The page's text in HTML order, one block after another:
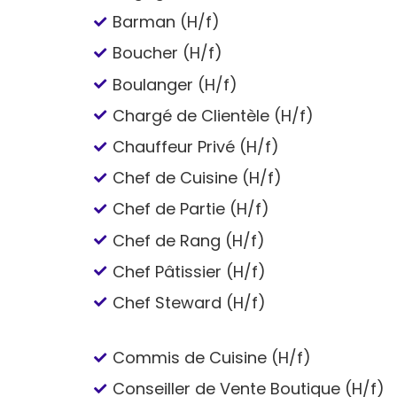
Barman (H/f)
Boucher (H/f)
Boulanger (H/f)
Chargé de Clientèle (H/f)
Chauffeur Privé (H/f)
Chef de Cuisine (H/f)
Chef de Partie (H/f)
Chef de Rang (H/f)
Chef Pâtissier (H/f)
Chef Steward (H/f)
Commis de Cuisine (H/f)
Conseiller de Vente Boutique (H/f)